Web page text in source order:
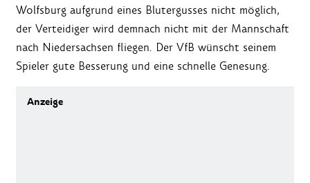
Wolfsburg aufgrund eines Blutergusses nicht möglich,
der Verteidiger wird demnach nicht mit der Mannschaft
nach Niedersachsen fliegen. Der VfB wünscht seinem
Spieler gute Besserung und eine schnelle Genesung.